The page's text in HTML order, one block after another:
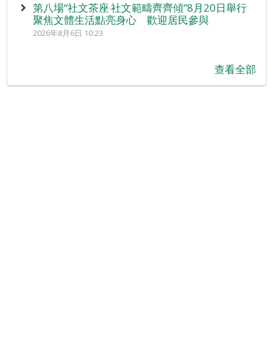
第八場“社文茶座‧社文範疇齊齊傾”8月20日舉行
聚焦文體生活點亮身心 歡迎居民參與
2026年8月6日 10:23
查看全部